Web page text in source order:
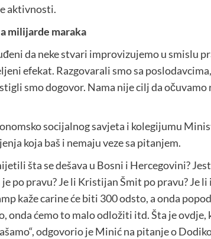
aktivnosti.
milijarde maraka
da neke stvari improvizujemo u smislu
efekat. Razgovarali smo sa
smo dogovor. Nama nije cilj da očuvamo
socijalnog savjeta i kolegijumu
koja baš i nemaju veze sa pitanjem.
šta se dešava u Bosni i Hercegovini?
po pravu? Je li Kristijan Šmit po pravu? Je li
kaže carine će biti 300 odsto, a onda
onda ćemo to malo odložiti itd. Šta je ovdje,
odgovorio je Minić na pitanje o